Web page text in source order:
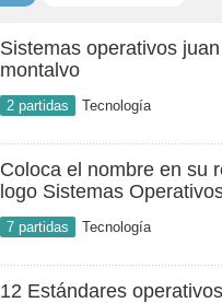
Sistemas operativos juan
montalvo
2 partidas Tecnología
Coloca el nombre en su
logo Sistemas
7 partidas Tecnología
12 Estándares operativos